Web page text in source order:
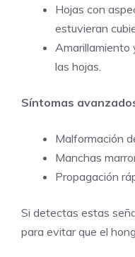
Hojas con
estuvieran
Amarillamiento
las hojas.
Síntomas
Malformación
Manchas
Propagación
Si detectas estas
para evitar que el